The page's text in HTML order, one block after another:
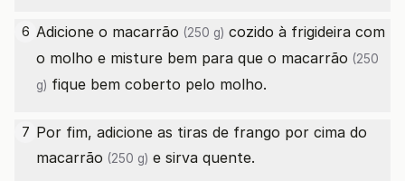
6 Adicione o macarrão (250 g) cozido à frigideira com
o molho e misture bem para que o macarrão (250
g) fique bem coberto pelo molho.
7 Por fim, adicione as tiras de frango por cima do
macarrão (250 g) e sirva quente.